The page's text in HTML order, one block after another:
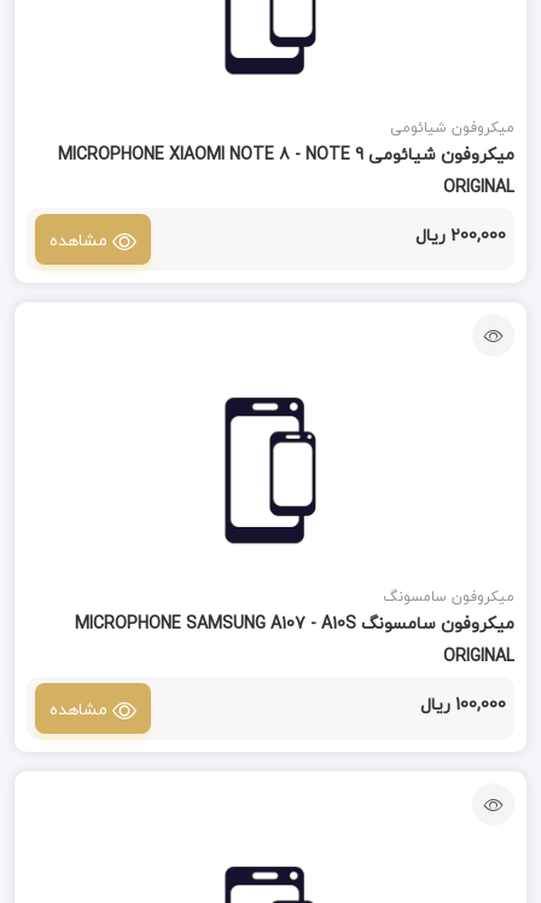
میکروفون شیائومی
میکروفون شیائومی MICROPHONE XIAOMI NOTE 8 - NOTE 9
ORIGINAL
200,000 ریال مشاهده
میکروفون سامسونگ
میکروفون سامسونگ MICROPHONE SAMSUNG A107 - A10S
ORIGINAL
100,000 ریال مشاهده